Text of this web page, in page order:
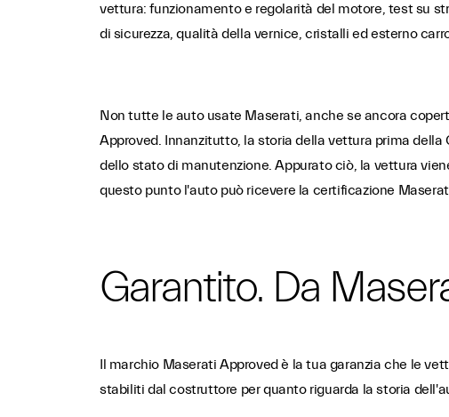
vettura: funzionamento e regolarità del motore, test su
di sicurezza, qualità della vernice, cristalli ed esterno
Non tutte le auto usate Maserati, anche se ancora
Approved. Innanzitutto, la storia della vettura prima
dello stato di manutenzione. Appurato ciò, la vettura
questo punto l'auto può ricevere la certificazione
Garantito. Da
Il marchio Maserati Approved è la tua garanzia che le
stabiliti dal costruttore per quanto riguarda la storia